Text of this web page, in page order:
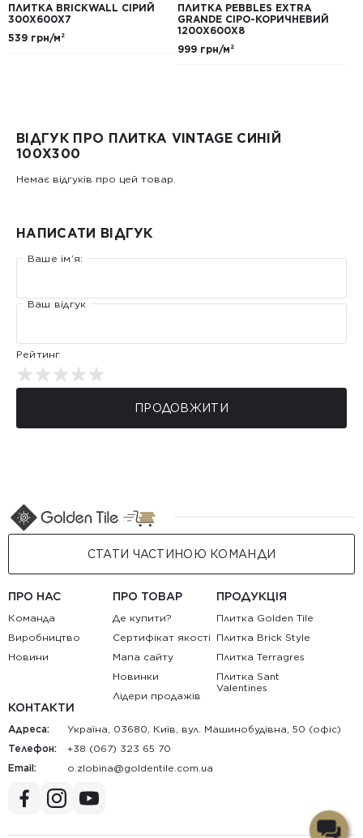
ПЛИТКА BRICKWALL СІРИЙ
300Х600Х7
539 грн/м²
ПЛИТКА PEBBLES EXTRA
GRANDE СІРО-КОРИЧНЕВИЙ
1200Х600Х8
999 грн/м²
ВІДГУК ПРО ПЛИТКА VINTAGE СИНІЙ
100X300
Немає відгуків про цей товар.
НАПИСАТИ ВІДГУК
Ваше ім’я:
Ваш відгук
Рейтинг
ПРОДОВЖИТИ
СТАТИ ЧАСТИНОЮ КОМАНДИ
ПРО НАС
Команда
Виробництво
Новини
ПРО ТОВАР
Де купити?
Сертифікат якості
Мапа сайту
Новинки
Лідери продажів
ПРОДУКЦІЯ
Плитка Golden Tile
Плитка Brick Style
Плитка Terragres
Плитка Sant
Valentines
КОНТАКТИ
Адреса:
Україна, 03680, Київ, вул. Машинобудівна, 50 (офіс)
Телефон:
+38 (067) 323 65 70
Email:
au.moc.elitnedlog@anibolz.o